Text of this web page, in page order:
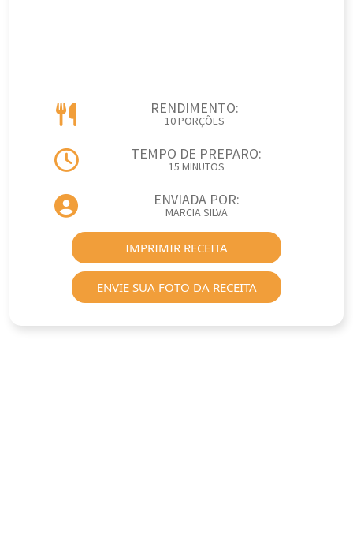
RENDIMENTO:
10 PORÇÕES
TEMPO DE PREPARO:
15 MINUTOS
ENVIADA POR:
MARCIA SILVA
IMPRIMIR RECEITA
ENVIE SUA FOTO DA RECEITA